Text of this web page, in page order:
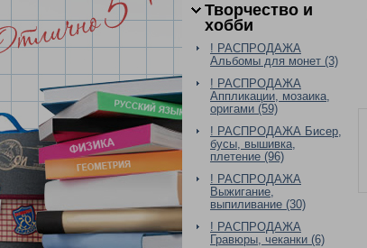
Творчество и
хобби
! РАСПРОДАЖА
Альбомы для монет (3)
! РАСПРОДАЖА
Аппликации, мозаика,
оригами (59)
! РАСПРОДАЖА Бисер,
бусы, вышивка,
плетение (96)
! РАСПРОДАЖА
Выжигание,
выпиливание (30)
! РАСПРОДАЖА
Гравюры, чеканки (6)